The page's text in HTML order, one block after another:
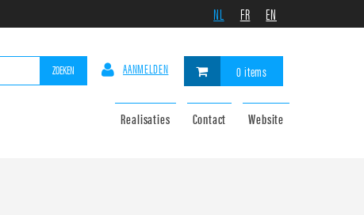
NL FR EN
0 items
AANMELDEN
ZOEKEN
Realisaties Contact Website